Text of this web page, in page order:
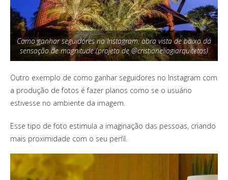
Como ganhar seguidores no Instagram: obra vista de baixo dá
sensação de magnitude (projeto de @cristianeliogiarquitetos)
Outro exemplo de como ganhar seguidores no Instagram com
a produção de fotos é fazer planos como se o usuário
estivesse no ambiente da imagem.
Esse tipo de foto estimula a imaginação das pessoas, criando
mais proximidade com o seu perfil.